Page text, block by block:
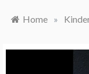
Home »